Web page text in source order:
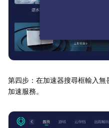
第四步：在加速器搜尋框輸入
加速服務。